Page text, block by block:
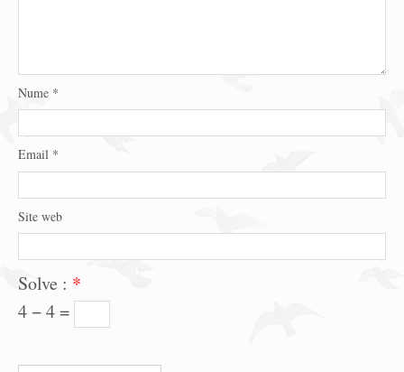
Nume *
Email *
Site web
Solve : *
4 − 4 =